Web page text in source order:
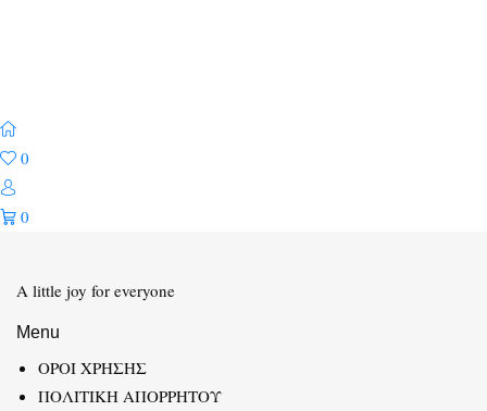
0
0
A little joy for everyone
Menu
ΟΡΟΙ ΧΡΗΣΗΣ
ΠΟΛΙΤΙΚΗ ΑΠΟΡΡΗΤΟΥ